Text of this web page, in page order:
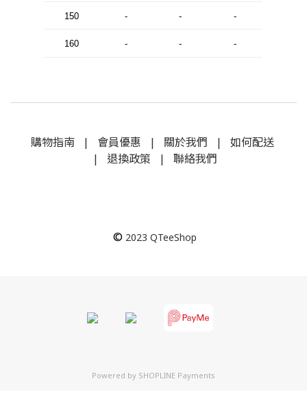
150 - - -
160 - - -
購物指南| 會員優惠 | 關於我們 | 如何配送
| 退換政策 | 聯絡我們
© 2023 QTeeShop
Powered by SHOPLINE Payments